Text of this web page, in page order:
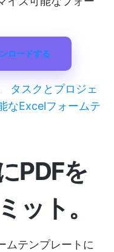
ロードする
タスクとプロジェ
なExcelフォームテ
PDFを
ット。
ムテンプレートに